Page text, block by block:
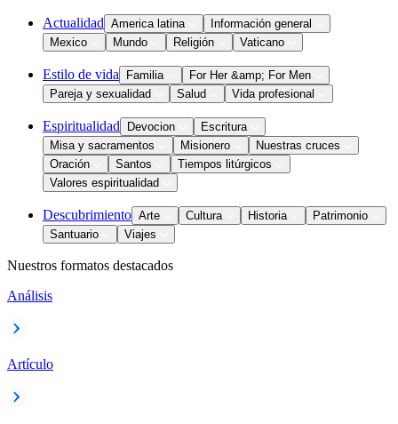
Actualidad America latina
Información general
Mexico
Mundo Religión Vaticano
Estilo de vida Familia
For Her &amp; For Men
Pareja y sexualidad
Salud Vida profesional
Espiritualidad Devocion
Escritura
Misa y sacramentos
Misionero
Nuestras cruces
Oración
Santos
Tiempos litúrgicos
Valores espiritualidad
Descubrimiento Arte Cultura Historia
Patrimonio
Santuario
Viajes
Nuestros formatos destacados
Análisis
Artículo